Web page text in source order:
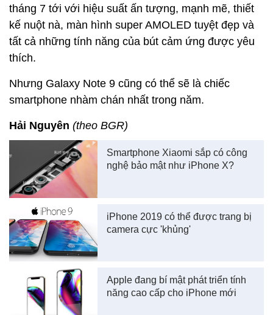
tháng 7 tới với hiệu suất ấn tượng, mạnh mẽ, thiết
kế nuột nà, màn hình super AMOLED tuyệt đẹp và
tất cả những tính năng của bút cảm ứng được yêu
thích.
Nhưng Galaxy Note 9 cũng có thể sẽ là chiếc
smartphone nhàm chán nhất trong năm.
Hải Nguyên (theo BGR)
Smartphone Xiaomi sắp có công
nghệ bảo mật như iPhone X?
iPhone 2019 có thể được trang bị
camera cực 'khủng'
Apple đang bí mật phát triển tính
năng cao cấp cho iPhone mới